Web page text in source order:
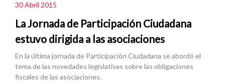
30 Abril 2015
La Jornada de Participación Ciudadana
estuvo dirigida a las asociaciones
En la última jornada de Participación Ciudadana se abordó el
tema de las novedades legislativas sobre las obligaciones
fiscales de las asociaciones.